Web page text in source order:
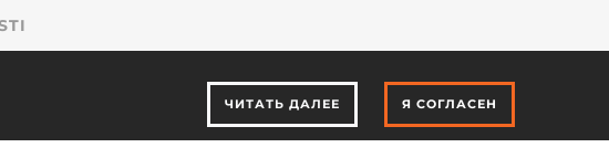
ЧИТАТЬ ДАЛЕЕ Я СОГЛАСЕН